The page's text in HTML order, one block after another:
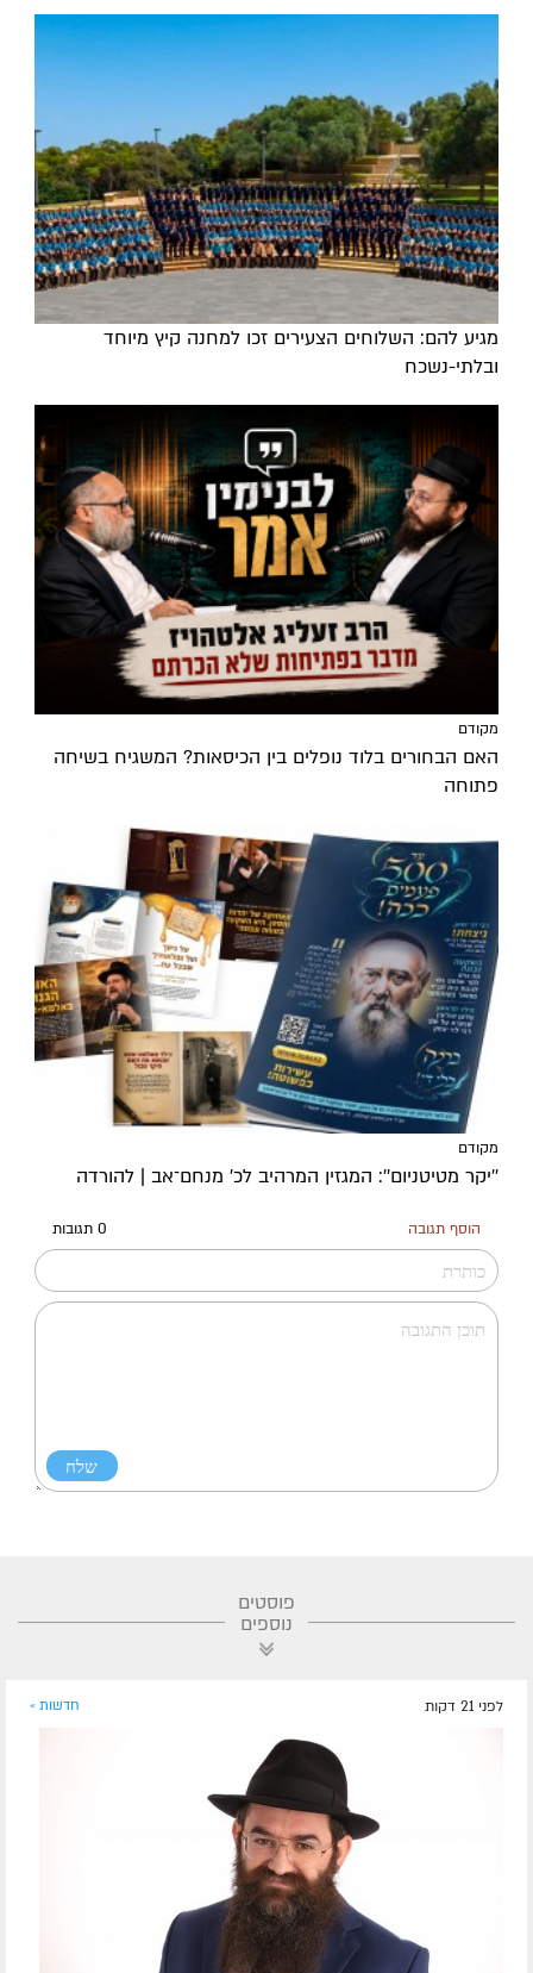
מגיע להם: השלוחים הצעירים זכו למחנה קיץ מיוחד
ובלתי-נשכח
מקודם
האם הבחורים בלוד נופלים בין הכיסאות? המשגיח בשיחה
פתוחה
מקודם
''יקר מטיטניום'': המגזין המרהיב לכ’ מנחם־אב | להורדה
הוסף תגובה 0 תגובות
פוסטים
נוספים
לפני 21 דקות חדשות »